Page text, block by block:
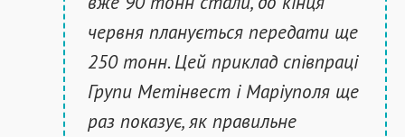
червня планується передати ще
250 тонн. Цей приклад співпраці
Групи Метінвест і Маріуполя ще
раз показує, як правильне